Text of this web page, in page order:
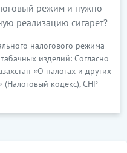
режим и нужно
реализацию сигарет?
налогового режима
изделий: Согласно
«О налогах и других
(Налоговый кодекс), СНР